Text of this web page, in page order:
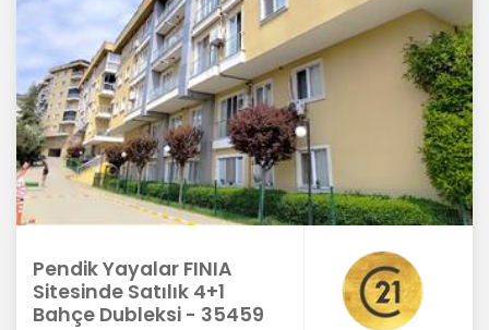
Pendik Yayalar FINIA
Sitesinde Satılık 4+1
Bahçe Dubleksi - 35459